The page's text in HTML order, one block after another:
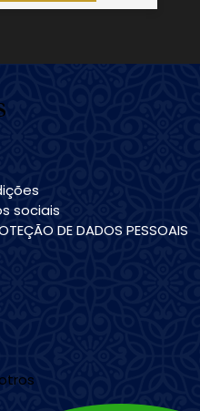
sociais
DE DADOS PESSOAIS